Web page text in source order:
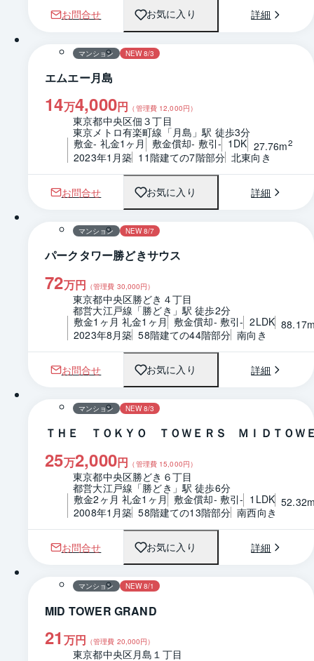
お問合せ お気に入り 詳細
1 / 0 間取り
マンション NEW 8/3
エムエー月島
14万4,000円 （管理費 12,000円）
東京都中央区佃３丁目
東京メトロ有楽町線「月島」駅 徒歩3分
敷金- 礼金1ヶ月
敷金償却- 敷引- 1DK 27.76m2
2023年1月築 11階建ての7階部分 北東向き
お問合せ お気に入り 詳細
1 / 0
マンション NEW 8/7
パークタワー勝どきサウス
72万円 （管理費 30,000円）
東京都中央区勝どき４丁目
都営大江戸線「勝どき」駅 徒歩2分
敷金1ヶ月 礼金1ヶ月 敷金償却- 敷引- 2LDK
2023年8月築 58階建ての44階部分 南向き
お問合せ お気に入り 詳細
1 / 0 間取り
マンション NEW 8/3
ＴＨＥ ＴＯＫＹＯ ＴＯＷＥＲＳ ＭＩＤＴＯＷ
25万2,000円 （管理費 15,000円）
東京都中央区勝どき６丁目
都営大江戸線「勝どき」駅 徒歩6分
敷金2ヶ月 礼金1ヶ月 敷金償却- 敷引- 1LDK
2008年1月築 58階建ての13階部分 南西向き
お問合せ お気に入り 詳細
1 / 0 間取り
マンション NEW 8/1
MID TOWER GRAND
21 万円 （管理費 20,000円）
東京都中央区月島１丁目